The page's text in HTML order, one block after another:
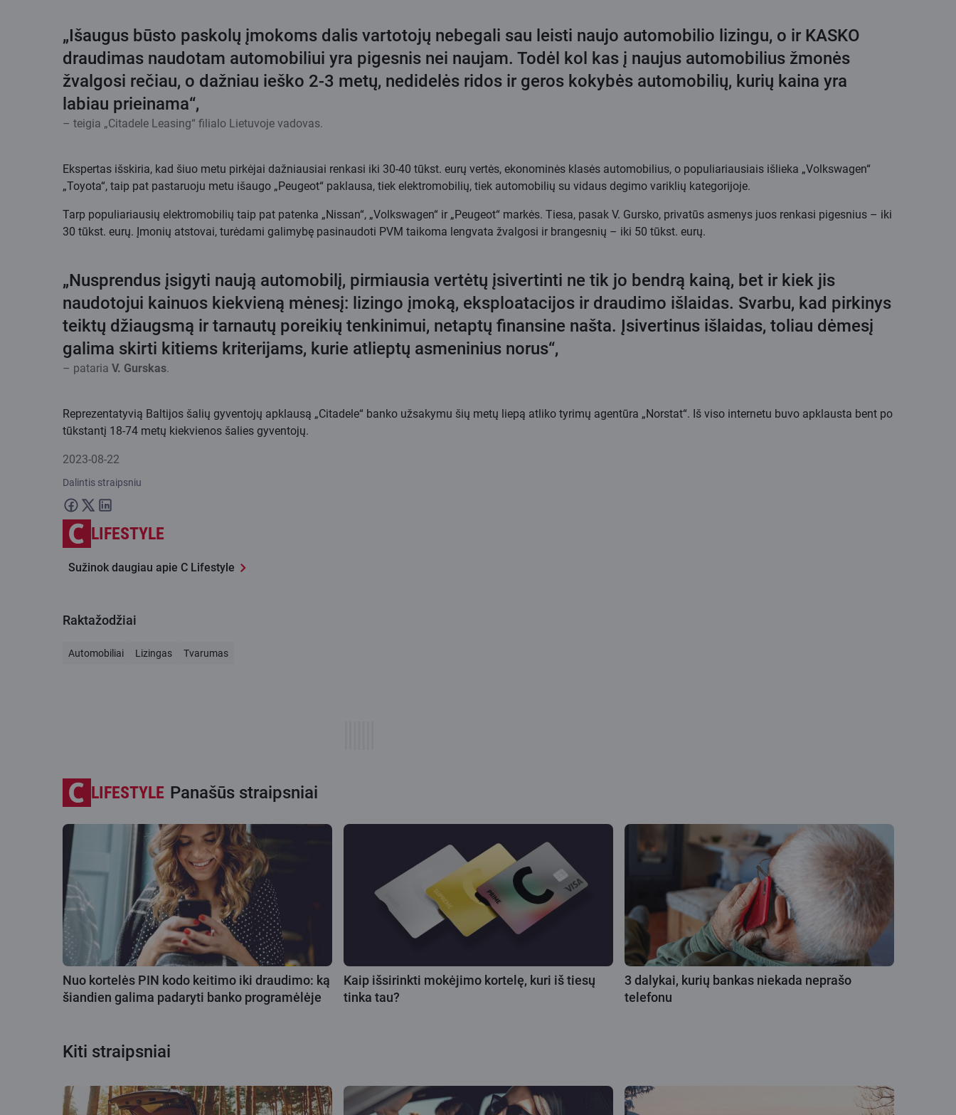
„Išaugus būsto paskolų įmokoms dalis vartotojų nebegali sau leisti naujo automobilio lizingu, o ir KASKO
draudimas naudotam automobiliui yra pigesnis nei naujam. Todėl kol kas į naujus automobilius žmonės
žvalgosi rečiau, o dažniau ieško 2-3 metų, nedidelės ridos ir geros kokybės automobilių, kurių kaina yra
labiau prieinama“,
– teigia „Citadele Leasing“ filialo Lietuvoje vadovas.
Ekspertas išskiria, kad šiuo metu pirkėjai dažniausiai renkasi iki 30-40 tūkst. eurų vertės, ekonominės klasės automobilius, o populiariausiais išlieka „Volkswagen“
„Toyota“, taip pat pastaruoju metu išaugo „Peugeot“ paklausa, tiek elektromobilių, tiek automobilių su vidaus degimo variklių kategorijoje.
Tarp populiariausių elektromobilių taip pat patenka „Nissan“, „Volkswagen“ ir „Peugeot“ markės. Tiesa, pasak V. Gursko, privatūs asmenys juos renkasi pigesnius – iki
30 tūkst. eurų. Įmonių atstovai, turėdami galimybę pasinaudoti PVM taikoma lengvata žvalgosi ir brangesnių – iki 50 tūkst. eurų.
„Nusprendus įsigyti naują automobilį, pirmiausia vertėtų įsivertinti ne tik jo bendrą kainą, bet ir kiek jis
naudotojui kainuos kiekvieną mėnesį: lizingo įmoką, eksploatacijos ir draudimo išlaidas. Svarbu, kad pirkinys
teiktų džiaugsmą ir tarnautų poreikių tenkinimui, netaptų finansine našta. Įsivertinus išlaidas, toliau dėmesį
galima skirti kitiems kriterijams, kurie atlieptų asmeninius norus“,
– pataria V. Gurskas.
Reprezentatyvią Baltijos šalių gyventojų apklausą „Citadele“ banko užsakymu šių metų liepą atliko tyrimų agentūra „Norstat“. Iš viso internetu buvo apklausta bent po
tūkstantį 18-74 metų kiekvienos šalies gyventojų.
2023-08-22
LIFESTYLE
Sužinok daugiau apie C Lifestyle
Dalintis straipsniu
Raktažodžiai
Automobiliai Lizingas Tvarumas
LIFESTYLE Panašūs straipsniai
Nuo kortelės PIN kodo keitimo iki draudimo: ką
šiandien galima padaryti banko programėlėje
Kaip išsirinkti mokėjimo kortelę, kuri iš tiesų
tinka tau?
3 dalykai, kurių bankas niekada neprašo
telefonu
Kiti straipsniai